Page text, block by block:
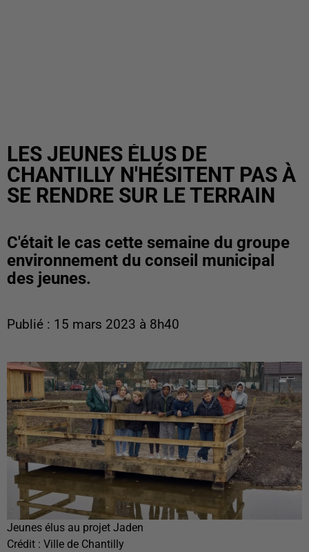
LES JEUNES ÉLUS DE
CHANTILLY N'HÉSITENT PAS À
SE RENDRE SUR LE TERRAIN
C'était le cas cette semaine du groupe
environnement du conseil municipal
des jeunes.
Publié : 15 mars 2023 à 8h40
Jeunes élus au projet Jaden
Crédit : Ville de Chantilly